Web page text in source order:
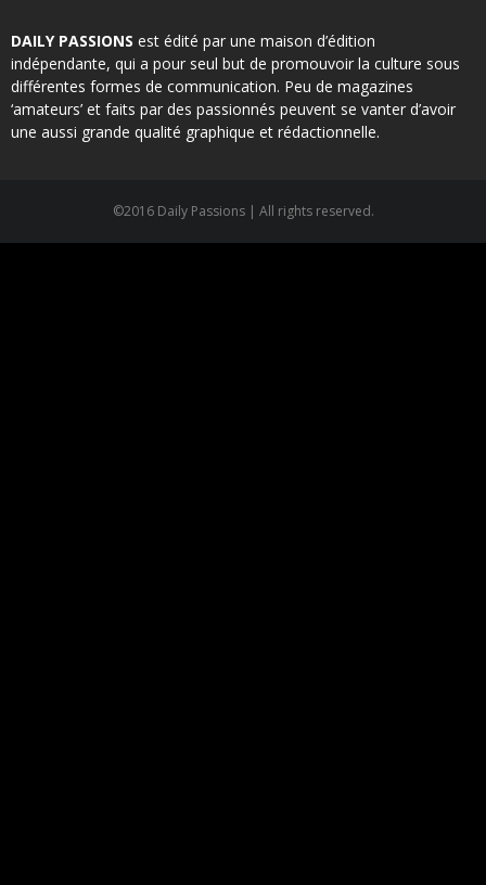
DAILY PASSIONS est édité par une maison d’édition
indépendante, qui a pour seul but de promouvoir la culture sous
différentes formes de communication. Peu de magazines
‘amateurs’ et faits par des passionnés peuvent se vanter d’avoir
une aussi grande qualité graphique et rédactionnelle.
©2016 Daily Passions | All rights reserved.